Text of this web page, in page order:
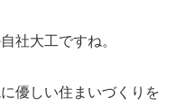
社大工ですね。
優しい住まいづくりを